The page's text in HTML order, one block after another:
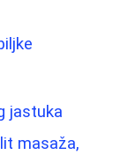
jastuka
masaža,